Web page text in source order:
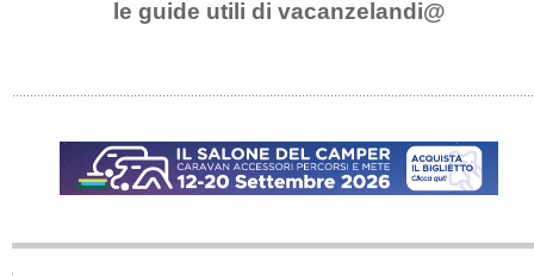
le guide utili di vacanzelandi@